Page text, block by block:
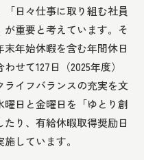
日々仕事に取り組む社員
重要と考えています。そ
年始休暇を含む年間休日
せて127日（2025年度）
イフバランスの充実を文
日と金曜日を「ゆとり創
り、有給休暇取得奨励日
しています。